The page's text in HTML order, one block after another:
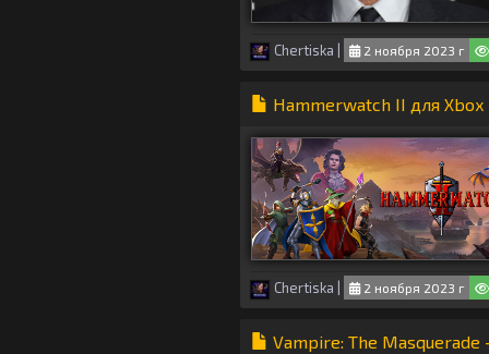
Chertiska 2 ноября 2023 г
Hammerwatch II для
Chertiska 2 ноября 2023 г
Vampire: The Masquerade